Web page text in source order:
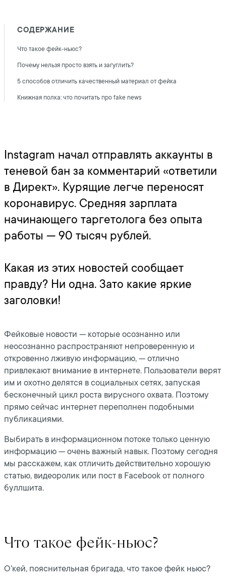
СОДЕРЖАНИЕ
Что такое фейк-ньюс?
Почему нельзя просто взять и загуглить?
5 способов отличить качественный материал от фейка
Книжная полка: что почитать про fake news
Instagram начал отправлять аккаунты в
теневой бан за комментарий «ответили
в Директ». Курящие легче переносят
коронавирус. Средняя зарплата
начинающего таргетолога без опыта
работы — 90 тысяч рублей.
Какая из этих новостей сообщает
правду? Ни одна. Зато какие яркие
заголовки!
Фейковые новости — которые осознанно или
неосознанно распространяют непроверенную и
откровенно лживую информацию, — отлично
привлекают внимание в интернете. Пользователи верят
им и охотно делятся в социальных сетях, запуская
бесконечный цикл роста вирусного охвата. Поэтому
прямо сейчас интернет переполнен подобными
публикациями.
Выбирать в информационном потоке только ценную
информацию — очень важный навык. Поэтому сегодня
мы расскажем, как отличить действительно хорошую
статью, видеоролик или пост в Facebook от полного
буллшита.
Что такое фейк-ньюс?
О'кей, пояснительная бригада, что такое фейк ньюс?